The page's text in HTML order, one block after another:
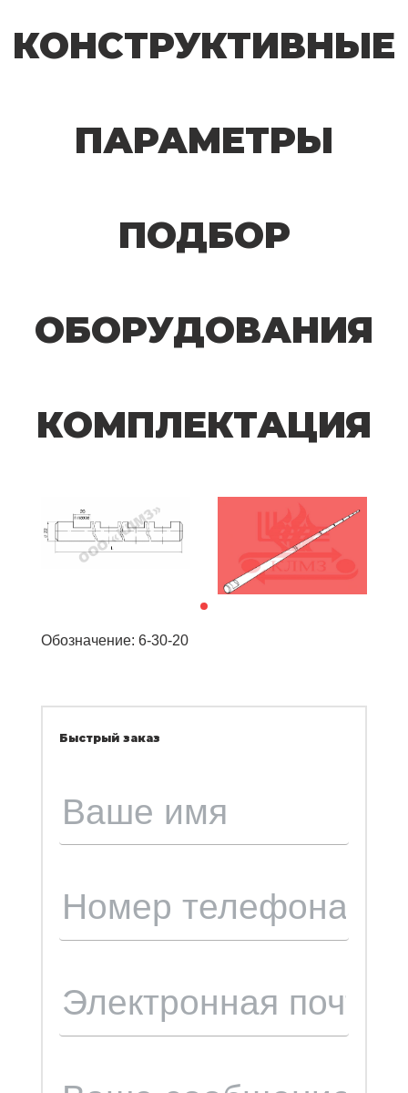
КОНСТРУКТИВНЫЕ
ПАРАМЕТРЫ
ПОДБОР
ОБОРУДОВАНИЯ
КОМПЛЕКТАЦИЯ
Обозначение: 6-30-20
Быстрый заказ